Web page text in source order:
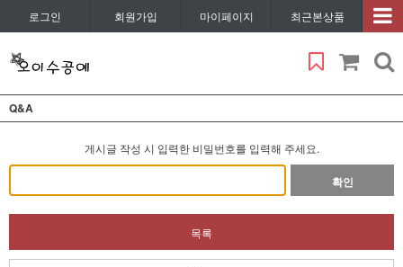
로그인 회원가입 마이페이지 최근본상품
Q&A
게시글 작성 시 입력한 비밀번호를 입력해 주세요.
확인
목록